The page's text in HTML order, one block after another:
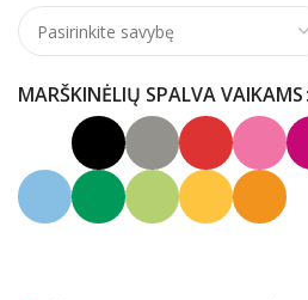
MARŠKINĖLIŲ SPALVA VAIKAMS